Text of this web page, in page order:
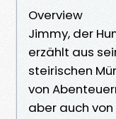
Overview
Jimmy, der
erzählt aus
steirischen
von
aber auch